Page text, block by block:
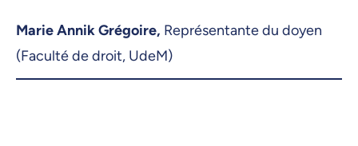
Marie Annik Grégoire, Représentante du doyen
(Faculté de droit, UdeM)